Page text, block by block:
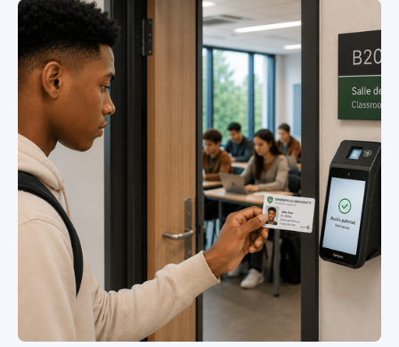
Gouvernement
Device a a Service